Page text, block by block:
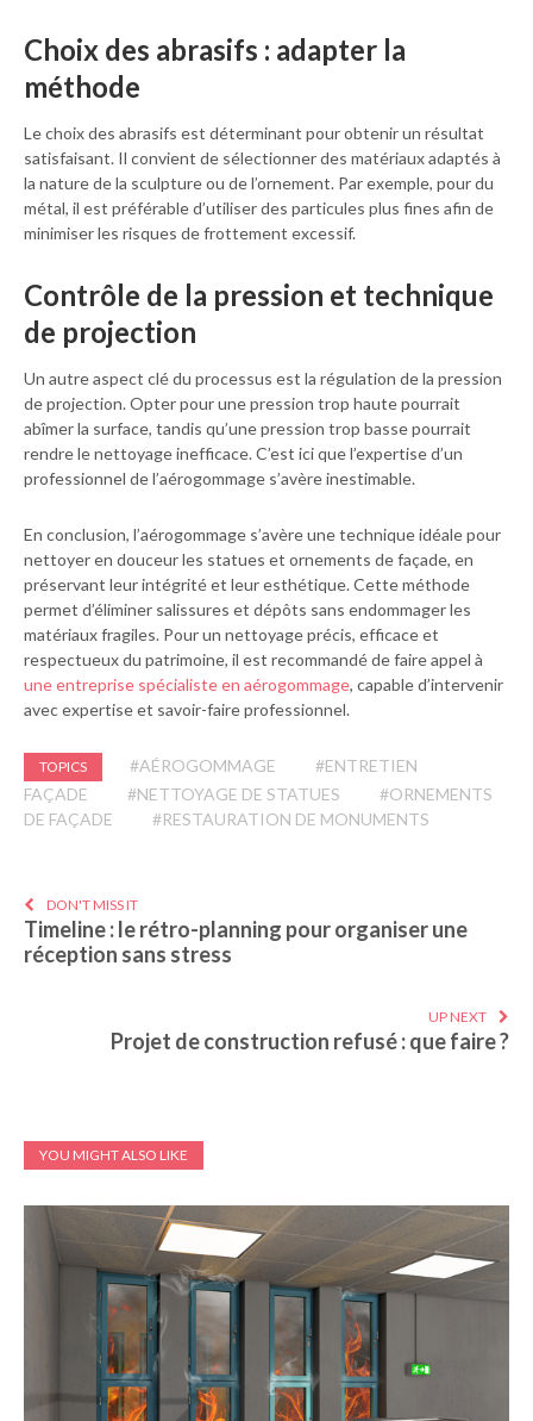
Choix des abrasifs : adapter la
méthode
Le choix des abrasifs est déterminant pour obtenir un résultat
satisfaisant. Il convient de sélectionner des matériaux adaptés à
la nature de la sculpture ou de l’ornement. Par exemple, pour du
métal, il est préférable d’utiliser des particules plus fines afin de
minimiser les risques de frottement excessif.
Contrôle de la pression et technique
de projection
Un autre aspect clé du processus est la régulation de la pression
de projection. Opter pour une pression trop haute pourrait
abîmer la surface, tandis qu’une pression trop basse pourrait
rendre le nettoyage inefficace. C’est ici que l’expertise d’un
professionnel de l’aérogommage s’avère inestimable.
En conclusion, l’aérogommage s’avère une technique idéale pour
nettoyer en douceur les statues et ornements de façade, en
préservant leur intégrité et leur esthétique. Cette méthode
permet d’éliminer salissures et dépôts sans endommager les
matériaux fragiles. Pour un nettoyage précis, efficace et
respectueux du patrimoine, il est recommandé de faire appel à
une entreprise spécialiste en aérogommage, capable d’intervenir
avec expertise et savoir-faire professionnel.
TOPICS #AÉROGOMMAGE
#ENTRETIEN
FAÇADE
#NETTOYAGE DE STATUES
#ORNEMENTS
DE FAÇADE
#RESTAURATION DE MONUMENTS
DON'T MISS IT
Timeline : le rétro-planning pour organiser une
réception sans stress
UP NEXT
Projet de construction refusé : que faire ?
YOU MIGHT ALSO LIKE